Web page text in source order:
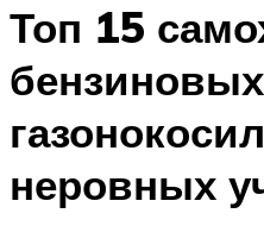
Топ 15
бензиновых
неровных